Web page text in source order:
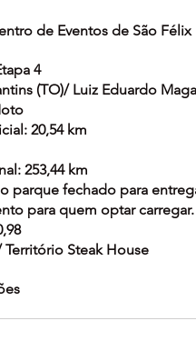
de Eventos de São Félix
4
(TO)/ Luiz Eduardo
20,54 km
253,44 km
parque fechado para
para quem optar carregar.
Território Steak House